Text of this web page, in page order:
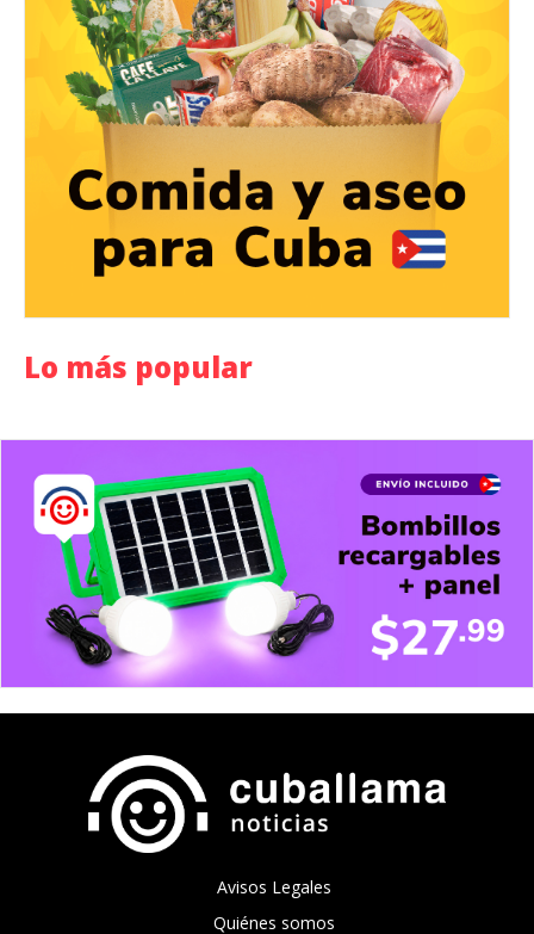
Lo más popular
Avisos Legales
Quiénes somos